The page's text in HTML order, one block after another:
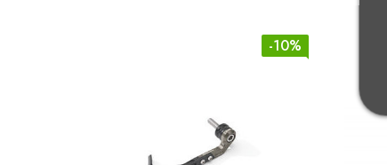
-10%